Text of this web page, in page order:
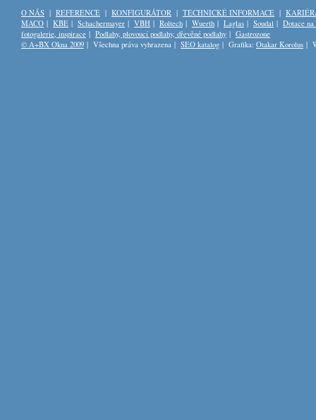
O NÁS | REFERENCE | KONFIGURÁTOR | TECHNICKÉ INFORMACE |
MACO | KBE | Schachermayer | VBH | Roltech | Wuerth | Laglas | Soudal | Dotace na
fotogalerie, inspirace | Podlahy, plovoucí podlahy, dřevěné podlahy | Gastrozone
© A+BX Okna 2009 | Všechna práva vyhrazena | SEO katalog | Grafika: Otakar Korolus |